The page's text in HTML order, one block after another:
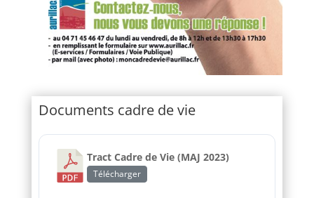
Documents cadre de vie
Tract Cadre de Vie (MAJ 2023)
Télécharger